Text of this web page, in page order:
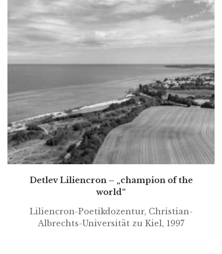
Detlev Liliencron – „champion of the
world“
Liliencron-Poetikdozentur, Christian-
Albrechts-Universität zu Kiel, 1997